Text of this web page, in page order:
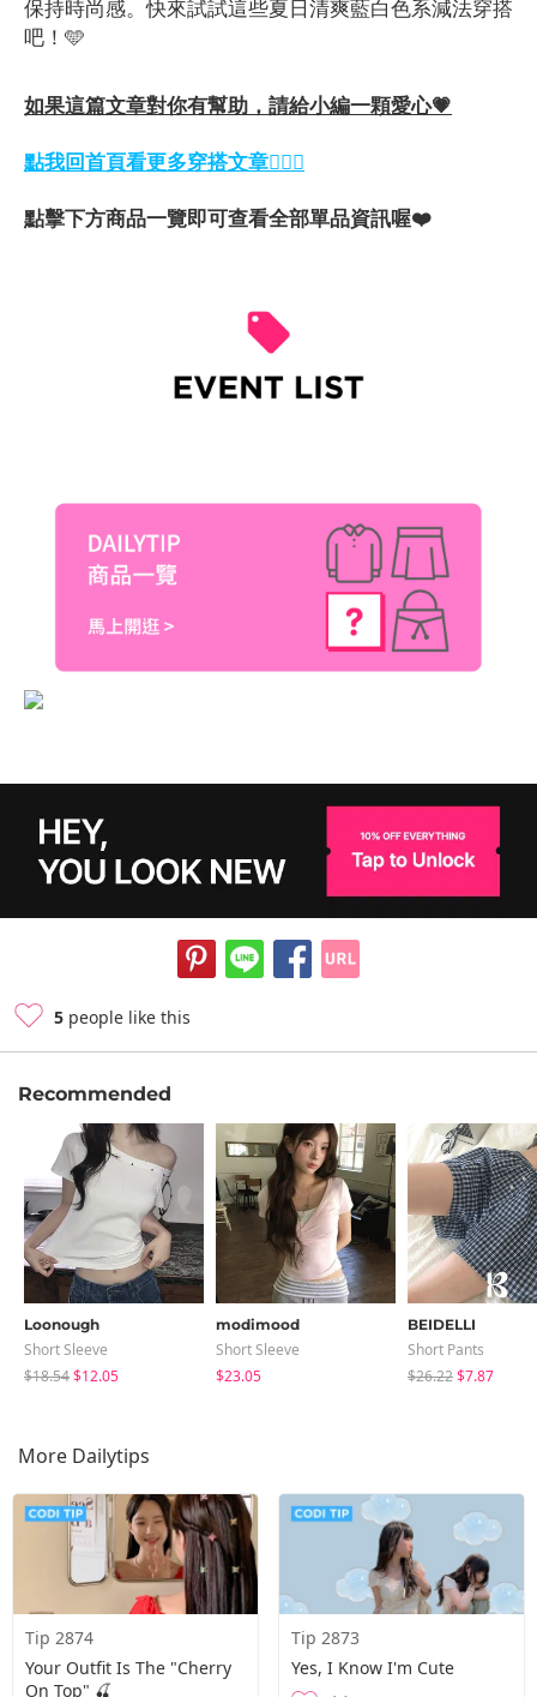
保持時尚感。快來試試這些夏日清爽藍白色系減法穿搭
吧！🩵
如果這篇文章對你有幫助，請給小編一顆愛心💗
點我回首頁看更多穿搭文章💁🏻‍♀️
點擊下方商品一覽即可查看全部單品資訊喔❤️
5 people like this
Recommended
Loonough
Short Sleeve
$18.54$12.05
modimood
Short Sleeve
$23.05
BEIDELLI
Short Pants
$26.22$7.87
More Dailytips
Tip 2874
Your Outfit Is The "Cherry
On Top" 🍒
Tip 2873
Yes, I Know I'm Cute